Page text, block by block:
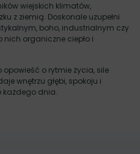
wiejskich klimatów,
z ziemią. Doskonale uzupełni
boho, industrialnym czy
organiczne ciepło i
opowieść o rytmie życia, sile
wnętrzu głębi, spokoju i
każdego dnia.